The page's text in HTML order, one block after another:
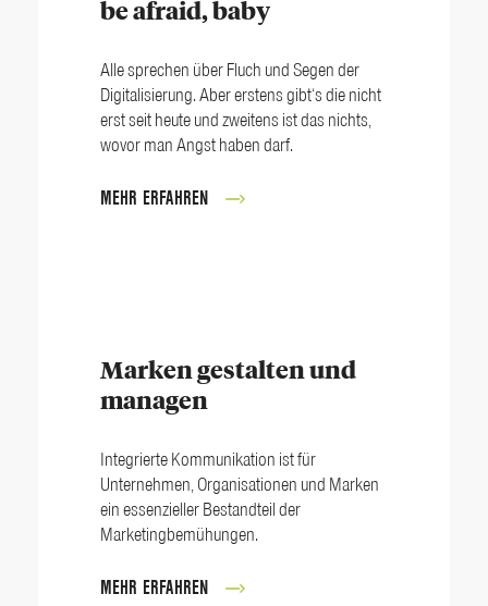
be afraid, baby
Alle sprechen über Fluch und Segen der
Digitalisierung. Aber erstens gibt‘s die nicht
erst seit heute und zweitens ist das nichts,
wovor man Angst haben darf.
MEHR ERFAHREN
Marken gestalten und
managen
Integrierte Kommunikation ist für
Unternehmen, Organisationen und Marken
ein essenzieller Bestandteil der
Marketingbemühungen.
MEHR ERFAHREN